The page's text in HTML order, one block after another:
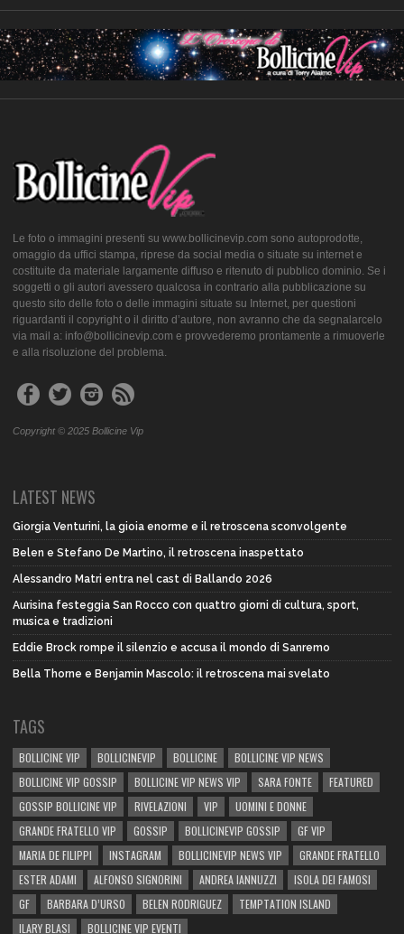
Le foto o immagini presenti su www.bollicinevip.com sono autoprodotte,
omaggio da uffici stampa, riprese da social media o situate su internet e
costituite da materiale largamente diffuso e ritenuto di pubblico dominio. Se i
soggetti o gli autori avessero qualcosa in contrario alla pubblicazione su
questo sito delle foto o delle immagini situate su Internet, per questioni
riguardanti il copyright o il diritto d’autore, non avranno che da segnalarcelo
via mail a: info@bollicinevip.com e provvederemo prontamente a rimuoverle
e alla risoluzione del problema.
Copyright © 2025 Bollicine Vip
LATEST NEWS
Giorgia Venturini, la gioia enorme e il retroscena sconvolgente
Belen e Stefano De Martino, il retroscena inaspettato
Alessandro Matri entra nel cast di Ballando 2026
Aurisina festeggia San Rocco con quattro giorni di cultura, sport,
musica e tradizioni
Eddie Brock rompe il silenzio e accusa il mondo di Sanremo
Bella Thorne e Benjamin Mascolo: il retroscena mai svelato
TAGS
BOLLICINE VIP BOLLICINEVIP BOLLICINE
BOLLICINE VIP NEWS
BOLLICINE VIP GOSSIP
BOLLICINE VIP NEWS VIP SARA FONTE
FEATURED
GOSSIP BOLLICINE VIP
RIVELAZIONI VIP
UOMINI E DONNE
GRANDE FRATELLO VIP
GOSSIP BOLLICINEVIP GOSSIP
GF VIP
MARIA DE FILIPPI
INSTAGRAM BOLLICINEVIP NEWS VIP
GRANDE FRATELLO
ESTER ADAMI
ALFONSO SIGNORINI ANDREA IANNUZZI
ISOLA DEI FAMOSI
GF
BARBARA D’URSO BELEN RODRIGUEZ
TEMPTATION ISLAND
ILARY BLASI
BOLLICINE VIP EVENTI